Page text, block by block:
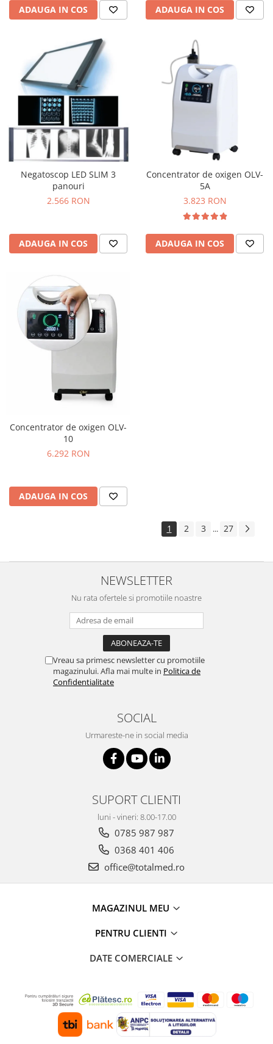
ADAUGA IN COS ADAUGA IN COS
Negatoscop LED SLIM 3
panouri
2.566 RON
ADAUGA IN COS
Concentrator de oxigen OLV-
5A
3.823 RON
ADAUGA IN COS
Concentrator de oxigen OLV-
10
6.292 RON
ADAUGA IN COS
1 2 3 ... 27
NEWSLETTER
Nu rata ofertele si promotiile noastre
Vreau sa primesc newsletter cu promotiile
magazinului. Afla mai multe in Politica de
Confidentialitate
SOCIAL
Urmareste-ne in social media
SUPORT CLIENTI
luni - vineri: 8.00-17.00
0785 987 987
0368 401 406
office@totalmed.ro
MAGAZINUL MEU
PENTRU CLIENTI
DATE COMERCIALE